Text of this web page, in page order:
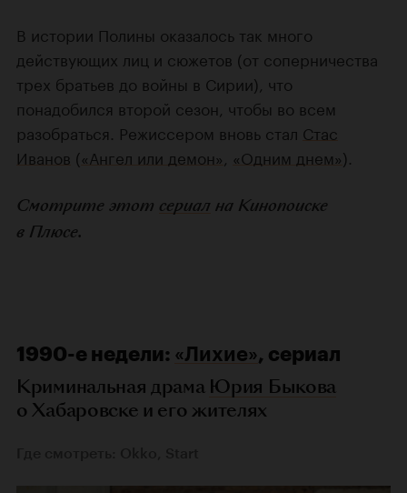
В истории Полины оказалось так много
действующих лиц и сюжетов (от соперничества
трех братьев до войны в Сирии), что
понадобился второй сезон, чтобы во всем
разобраться. Режиссером вновь стал Стас
Иванов («Ангел или демон» «Одним днем»).
Смотрите этот сериал на Кинопоиске
в Плюсе.
1990-е недели: «Лихие», сериал
Криминальная драма Юрия Быкова
о Хабаровске и его жителях